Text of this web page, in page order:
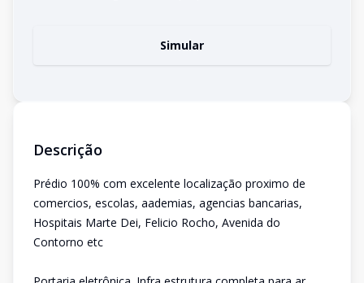
Simular
Descrição
Prédio 100% com excelente localização proximo de
comercios, escolas, aademias, agencias bancarias,
Hospitais Marte Dei, Felicio Rocho, Avenida do
Contorno etc